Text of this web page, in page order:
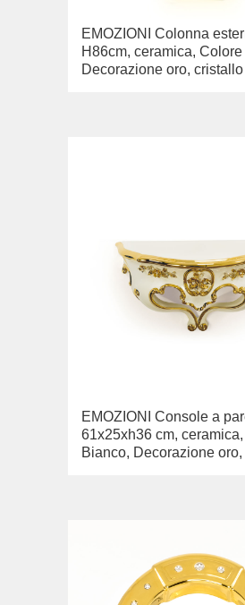
EMOZIONI Colonna
H86cm, ceramica,
Decorazione oro, cristallo
EMOZIONI Console a
61x25xh36 cm,
Bianco, Decorazione oro,